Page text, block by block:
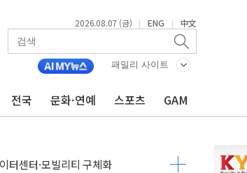
2026.08.07 (금) | ENG | 中文
패밀리 사이트
전국 문화·연예 스포츠 GAM
기업 순이익 21% 증가" 전망
터센터·모빌리티 구체화